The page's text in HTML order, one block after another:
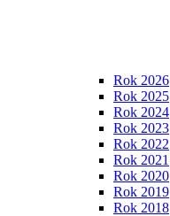
Rok 2026
Rok 2025
Rok 2024
Rok 2023
Rok 2022
Rok 2021
Rok 2020
Rok 2019
Rok 2018